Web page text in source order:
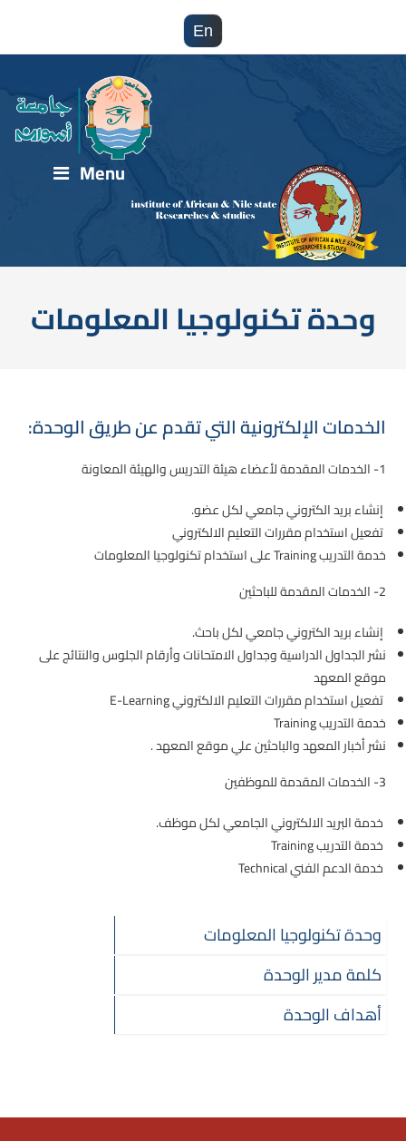
En
Menu
وحدة تكنولوجيا المعلومات
الخدمات الإلكترونية التي تقدم عن طريق الوحدة:
1- الخدمات المقدمة لأعضاء هيئة التدريس والهيئة المعاونة
إنشاء بريد الكتروني جامعي لكل عضو.
تفعيل استخدام مقررات التعليم الالكتروني
خدمة التدريب Training على استخدام تكنولوجيا المعلومات
2- الخدمات المقدمة للباحثين
إنشاء بريد الكتروني جامعي لكل باحث.
نشر الجداول الدراسية وجداول الامتحانات وأرقام الجلوس والنتائج على
موقع المعهد
تفعيل استخدام مقررات التعليم الالكتروني E-Learning
خدمة التدريب Training
نشر أخبار المعهد والباحثين علي موقع المعهد .
3- الخدمات المقدمة للموظفين
خدمة البريد الالكتروني الجامعي لكل موظف.
خدمة التدريب Training
خدمة الدعم الفني Technical
وحدة تكنولوجيا المعلومات
كلمة مدير الوحدة
أهداف الوحدة